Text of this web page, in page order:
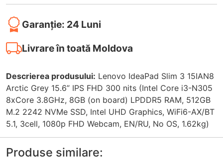
Garanție: 24 Luni
Livrare în toată Moldova
Descrierea produsului: Lenovo IdeaPad Slim 3 15IAN8
Arctic Grey 15.6” IPS FHD 300 nits (Intel Core i3-N305
8xCore 3.8GHz, 8GB (on board) LPDDR5 RAM, 512GB
M.2 2242 NVMe SSD, Intel UHD Graphics, WiFi6-AX/BT
5.1, 3cell, 1080p FHD Webcam, EN/RU, No OS, 1.62kg)
Produse similare: